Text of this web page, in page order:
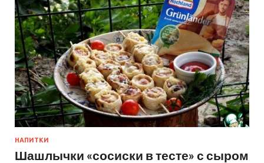
НАПИТКИ
Шашлычки «сосиски в тесте» с сыром